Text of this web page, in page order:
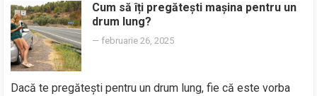
Cum să îți pregătești mașina pentru un
drum lung?
— februarie 26, 2025
Dacă te pregătești pentru un drum lung, fie că este vorba